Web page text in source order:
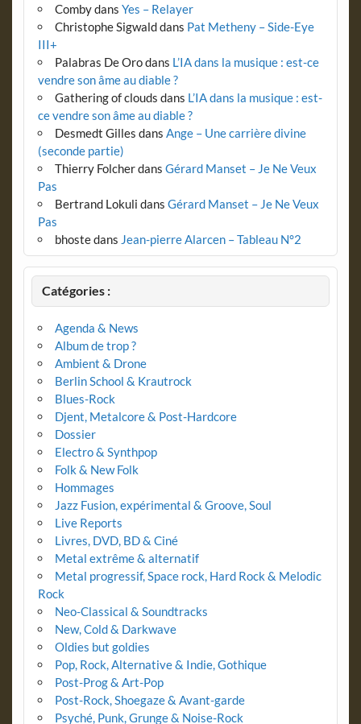
Combydans Yes – Relayer
Christophe Sigwalddans Pat Metheny – Side-Eye
III+
Palabras De Orodans L’IA dans la musique : est-ce
vendre son âme au diable ?
Gathering of clouds dans L’IA dans la musique : est-
ce vendre son âme au diable ?
Desmedt Gilles dans Ange – Une carrière divine
(seconde partie)
Thierry Folcherdans Gérard Manset – Je Ne Veux
Pas
Bertrand Lokuli dans Gérard Manset – Je Ne Veux
Pas
bhostedans Jean-pierre Alarcen – Tableau N°2
Catégories :
Agenda & News
Album de trop ?
Ambient & Drone
Berlin School & Krautrock
Blues-Rock
Djent, Metalcore & Post-Hardcore
Dossier
Electro & Synthpop
Folk & New Folk
Hommages
Jazz Fusion, expérimental & Groove, Soul
Live Reports
Livres, DVD, BD & Ciné
Metal extrême & alternatif
Metal progressif, Space rock, Hard Rock & Melodic
Rock
Neo-Classical & Soundtracks
New, Cold & Darkwave
Oldies but goldies
Pop, Rock, Alternative & Indie, Gothique
Post-Prog & Art-Pop
Post-Rock, Shoegaze & Avant-garde
Psyché, Punk, Grunge & Noise-Rock